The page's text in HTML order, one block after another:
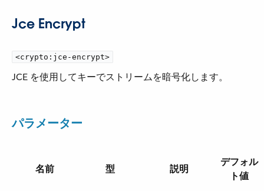
Jce Encrypt
<crypto:jce-encrypt>
JCE を使用してキーでストリームを暗号化します。
パラメーター
名前 型 説明
デフォル
ト値